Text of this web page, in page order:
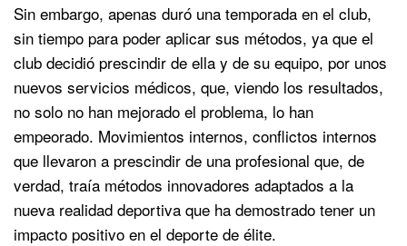
Sin embargo, apenas duró una temporada en el club,
sin tiempo para poder aplicar sus métodos, ya que el
club decidió prescindir de ella y de su equipo, por unos
nuevos servicios médicos, que, viendo los resultados,
no solo no han mejorado el problema, lo han
empeorado. Movimientos internos, conflictos internos
que llevaron a prescindir de una profesional que, de
verdad, traía métodos innovadores adaptados a la
nueva realidad deportiva que ha demostrado tener un
impacto positivo en el deporte de élite.